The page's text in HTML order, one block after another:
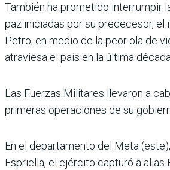
También ha prometido interrumpir
paz iniciadas por su predecesor, el
Petro, en medio de la peor ola de
atraviesa el país en la última
Las Fuerzas Militares llevaron a
primeras operaciones de su
En el departamento del Meta
Espriella, el ejército capturó a alias